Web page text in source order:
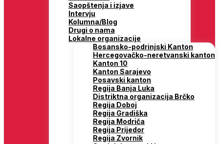
Saopštenja i izjave
Intervju
Kolumna/Blog
Drugi o nama
Lokalne organizacije
Bosansko-podrinjski Kanton
Hercegovačko-neretvanski kanton
Kanton 10
Kanton Sarajevo
Posavski kanton
Regija Banja Luka
Distriktna organizacija Brčko
Regija Doboj
Regija Gradiška
Regija Modriča
Regija Prijedor
Regija Zvornik